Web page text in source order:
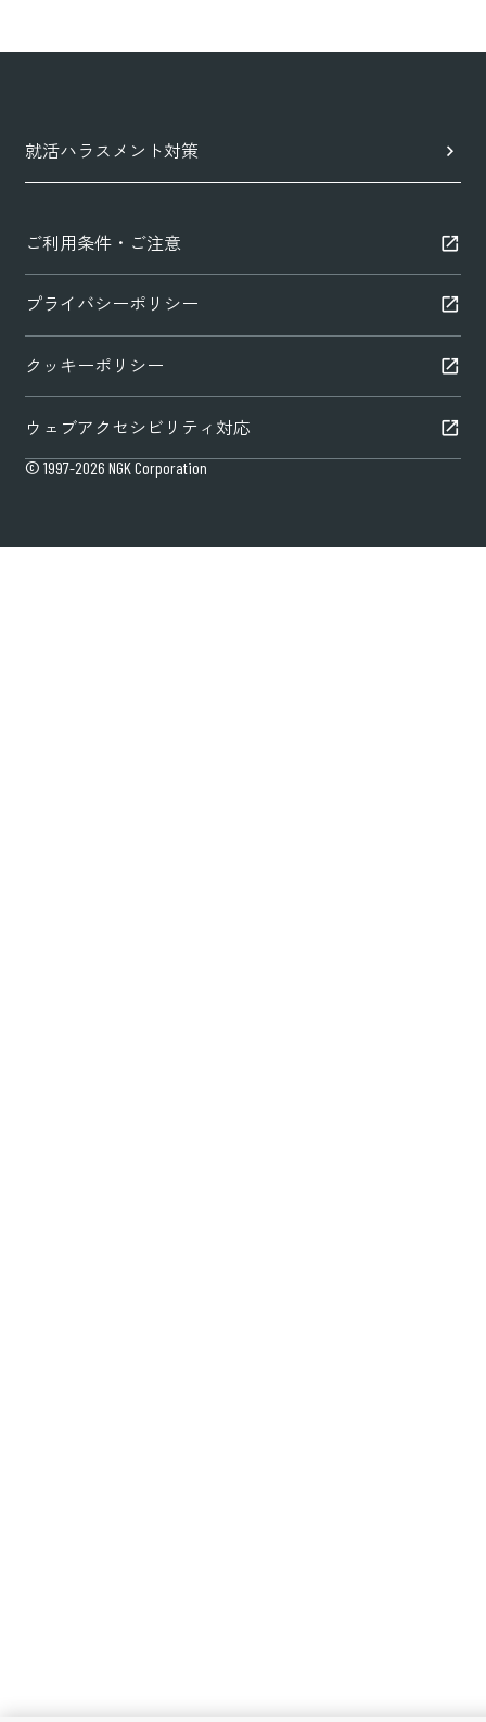
© 1997-2026 NGK Corporation
就活ハラスメント対策
ご利用条件・ご注意
プライバシーポリシー
クッキーポリシー
ウェブアクセシビリティ対応